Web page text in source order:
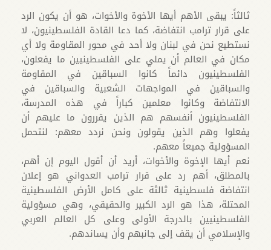
ثالثاً: يبقى الأهم أيها الأخوة والأخوات، هو أن يكون الرد
على قرار ترامب انتفاضة، كما دعا القادة الفلسطينيون، لا
نستطيع نحن في لبنان ولا أحد في محور المقاومة ولا أي
مكان في العالم أن يملي على الفلسطينيين ما يفعلون،
الفلسطينيون دائماً كانوا السباقين في المقاومة
والسباقين في المواجهات الشعبية والسباقين في
الانتفاضة وكانوا معلمين كباراً في هذه المدرسة،
الفلسطينيون أنفسهم هم الذين يقررون ما عليهم أن
يفعلوا وهم الذين يقولون ونحن نردد معهم: لنتحمل
المسؤولية جميعاً معهم.
نعم أيها الإخوة والأخوات، أريد أن أقول اليوم إن أهم،
بالمطلق، أهم رد على قرار ترامب العدواني هو إعلان
انتفاضة فلسطينية ثالثة على كامل الأرض الفلسطينية
المحتلة، هذا هو الرد الكبير والحقيقي، وهي مسؤولية
الفلسطينيين بالدرجة الأولى وعلى كل العالم العربي
والإسلامي أن يقف إلى جانبهم وأن يساندهم.